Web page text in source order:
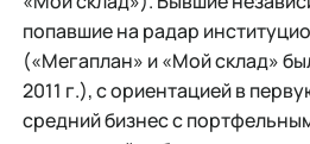
попавшие на радар
(«Мегаплан» и «Мой склад»
2011 г.), с ориентацией в
средний бизнес с